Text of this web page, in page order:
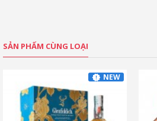
SẢN PHẨM CÙNG LOẠI
NEW